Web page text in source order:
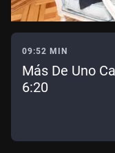
09:52 MIN
Más De Uno
6:20